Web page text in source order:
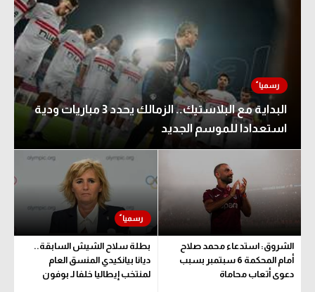
ميركاتو
تحقيق في الجول
تقرير في الجول
حكايات في الجول
كويز في الجول
فيديو في الجول
البداية مع البلاستيك.. الزمالك يحدد 3 مباريات ودية
استعدادا للموسم الجديد
الشروق: استدعاء محمد صلاح
أمام المحكمة 6 سبتمبر بسبب
دعوى أتعاب محاماة
بطلة سلاح الشيش السابقة..
ديانا بيانكيدي المنسق العام
لمنتخب إيطاليا خلفا لـ بوفون